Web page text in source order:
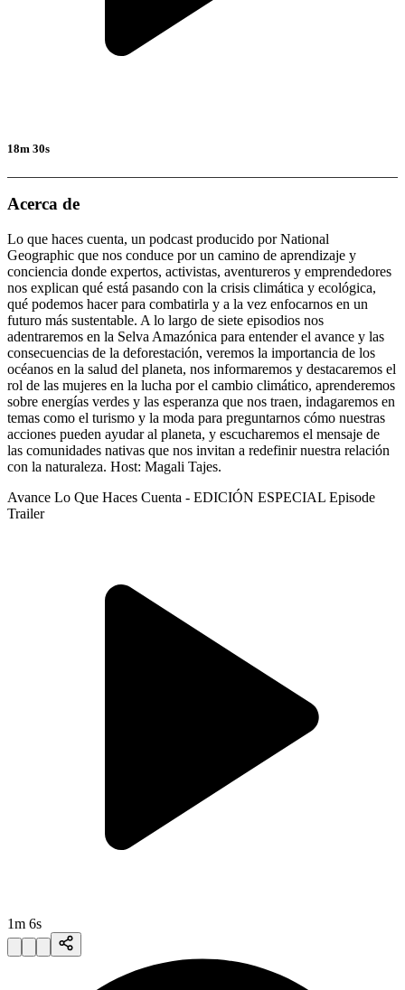
18m 30s
Acerca de
Lo que haces cuenta, un podcast producido por National
Geographic que nos conduce por un camino de aprendizaje y
conciencia donde expertos, activistas, aventureros y emprendedores
nos explican qué está pasando con la crisis climática y ecológica,
qué podemos hacer para combatirla y a la vez enfocarnos en un
futuro más sustentable. A lo largo de siete episodios nos
adentraremos en la Selva Amazónica para entender el avance y las
consecuencias de la deforestación, veremos la importancia de los
océanos en la salud del planeta, nos informaremos y destacaremos el
rol de las mujeres en la lucha por el cambio climático, aprenderemos
sobre energías verdes y las esperanza que nos traen, indagaremos en
temas como el turismo y la moda para preguntarnos cómo nuestras
acciones pueden ayudar al planeta, y escucharemos el mensaje de
las comunidades nativas que nos invitan a redefinir nuestra relación
con la naturaleza. Host: Magali Tajes.
Avance Lo Que Haces Cuenta - EDICIÓN ESPECIAL Episode
Trailer
1m 6s